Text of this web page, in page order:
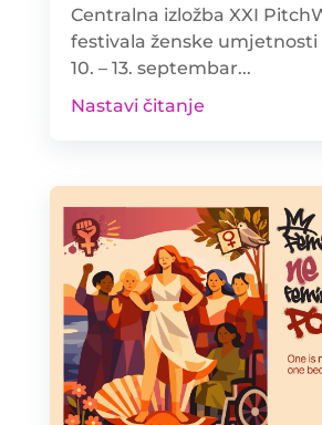
Centralna izložba XXI
festivala ženske umjetnosti
10. – 13. septembar...
Nastavi čitanje